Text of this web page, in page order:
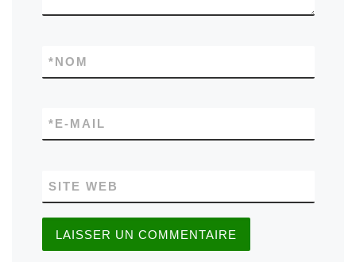
NOM
*
E-MAIL
*
SITE WEB